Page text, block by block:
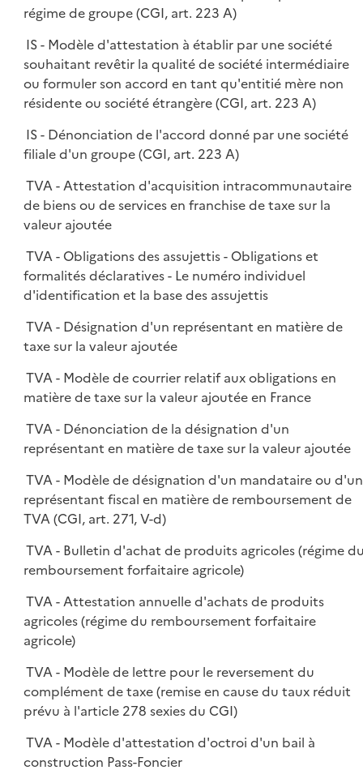
régime de groupe (CGI, art. 223 A)
IS - Modèle d'attestation à établir par une société
souhaitant revêtir la qualité de société intermédiaire
ou formuler son accord en tant qu'entitié mère non
résidente ou société étrangère (CGI, art. 223 A)
IS - Dénonciation de l'accord donné par une société
filiale d'un groupe (CGI, art. 223 A)
TVA - Attestation d'acquisition intracommunautaire
de biens ou de services en franchise de taxe sur la
valeur ajoutée
TVA - Obligations des assujettis - Obligations et
formalités déclaratives - Le numéro individuel
d'identification et la base des assujettis
TVA - Désignation d'un représentant en matière de
taxe sur la valeur ajoutée
TVA - Modèle de courrier relatif aux obligations en
matière de taxe sur la valeur ajoutée en France
TVA - Dénonciation de la désignation d'un
représentant en matière de taxe sur la valeur ajoutée
TVA - Modèle de désignation d'un mandataire ou d'un
représentant fiscal en matière de remboursement de
TVA (CGI, art. 271, V-d)
TVA - Bulletin d'achat de produits agricoles (régime
remboursement forfaitaire agricole)
TVA - Attestation annuelle d'achats de produits
agricoles (régime du remboursement forfaitaire
agricole)
TVA - Modèle de lettre pour le reversement du
complément de taxe (remise en cause du taux réduit
prévu à l'article 278 sexies du CGI)
TVA - Modèle d'attestation d'octroi d'un bail à
construction Pass-Foncier